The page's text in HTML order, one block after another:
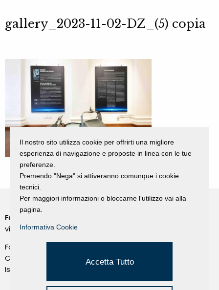
gallery_2023-11-02-DZ_(5) copia
Fondazione Dino Zoli
viale Bologna 288, Forlì
Fondo dot. euro 285.000 i.v.
CF e P.IVA 03692820404
Isc.Reg Per.Giu. n. 10404
Il nostro sito utilizza cookie per offrirti una migliore
esperienza di navigazione e proposte in linea con le tue
preferenze.
Premendo "Nega" si attiveranno comunque i cookie
tecnici.
Per maggiori informazioni o bloccarne l'utilizzo vai alla
pagina.
Informativa Cookie
Accetta Tutto